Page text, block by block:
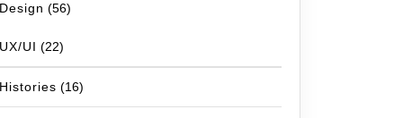
Design (56)
UX/UI (22)
Histories (16)